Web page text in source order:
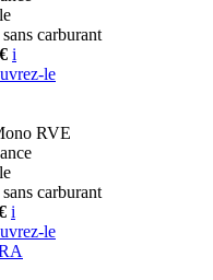
carburant
i
le
RVE
carburant
i
le